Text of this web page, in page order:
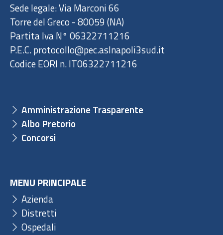
Sede legale: Via Marconi 66
Torre del Greco - 80059 (NA)
Partita Iva N° 06322711216
P.E.C. protocollo@pec.aslnapoli3sud.it
Codice EORI n. IT06322711216
Amministrazione Trasparente
Albo Pretorio
Concorsi
MENU PRINCIPALE
Azienda
Distretti
Ospedali